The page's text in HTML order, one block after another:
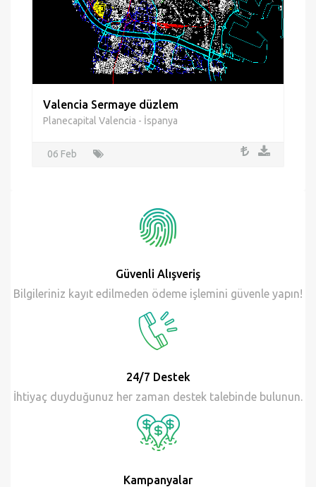
Valencia Sermaye düzlem
Planecapital Valencia - İspanya
06 Feb
Güvenli Alışveriş
Bilgileriniz kayıt edilmeden ödeme işlemini güvenle yapın!
24/7 Destek
İhtiyaç duyduğunuz her zaman destek talebinde bulunun.
Kampanyalar